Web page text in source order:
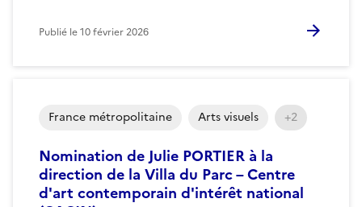
Publié le10 février 2026
Nomination de Julie PORTIER à la
direction de la Villa du Parc – Centre
d'art contemporain d'intérêt national
France métropolitaine Arts visuels +2